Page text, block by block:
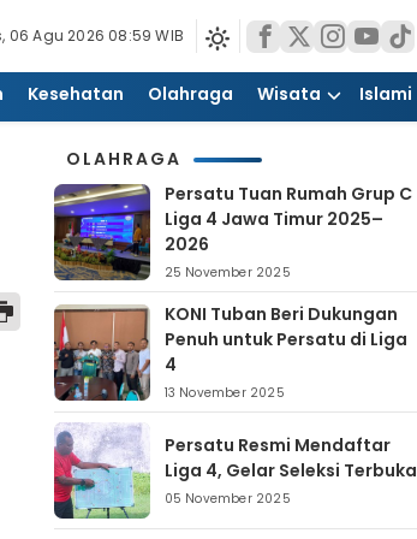
06 Agu 2026 08:59 WIB
Kesehatan Olahraga Wisata Islami
OLAHRAGA
Persatu Tuan Rumah Grup C
Liga 4 Jawa Timur 2025–
2026
25 November 2025
KONI Tuban Beri Dukungan
Penuh untuk Persatu di Liga
4
13 November 2025
Persatu Resmi Mendaftar
Liga 4, Gelar Seleksi Terbuka
05 November 2025